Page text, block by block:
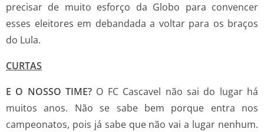
precisar de muito esforço da Globo para convencer
esses eleitores em debandada a voltar para os braços
do Lula.
CURTAS
E O NOSSO TIME? O FC Cascavel não sai do lugar há
muitos anos. Não se sabe bem porque entra nos
campeonatos, pois já sabe que não vai a lugar nenhum.